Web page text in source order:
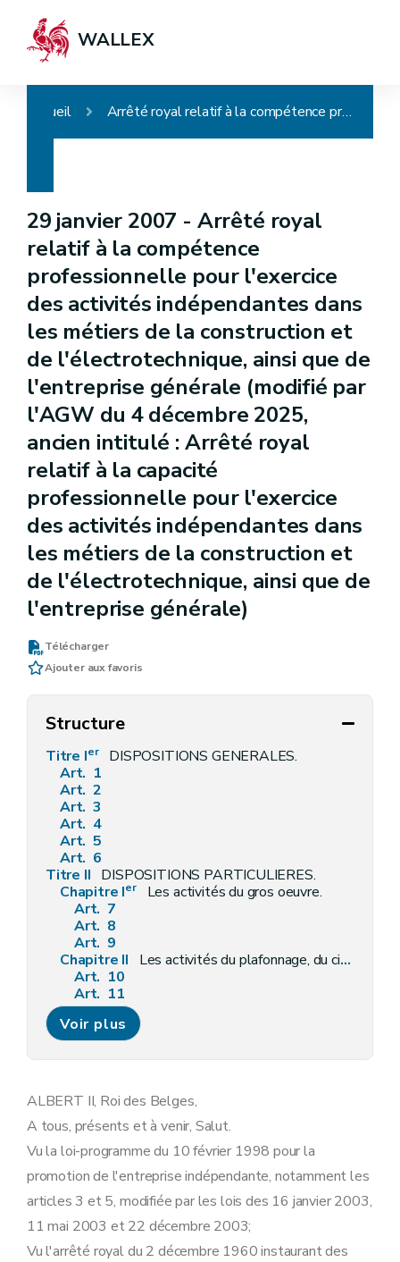
WALLEX
Accueil Arrêté royal relatif à la compétence professionnelle pour l'exercice des activités indépendantes dans les métiers de la construction et de l'électrotechnique, ainsi que de l'entreprise générale (modifié par l'AGW du 4 décembre 2025, ancien intitulé : Arrêté royal relatif à la capacité professionnelle pour l'exercice des activités indépendantes dans les métiers de la construction et de l'électrotechnique, ainsi que de l'entreprise générale)
29 janvier 2007 - Arrêté royal
relatif à la compétence
professionnelle pour l'exercice
des activités indépendantes dans
les métiers de la construction et
de l'électrotechnique, ainsi que de
l'entreprise générale (modifié par
l'AGW du 4 décembre 2025,
ancien intitulé : Arrêté royal
relatif à la capacité
professionnelle pour l'exercice
des activités indépendantes dans
les métiers de la construction et
de l'électrotechnique, ainsi que de
l'entreprise générale)
Télécharger
Ajouter aux favoris
Structure
Titre Ier
DISPOSITIONS GENERALES.
Art. 1
Art. 2
Art. 3
Art. 4
Art. 5
Art. 6
Titre II DISPOSITIONS PARTICULIERES.
Chapitre Ier
Les activités du gros oeuvre.
Art. 7
Art. 8
Art. 9
Chapitre II
Les activités du plafonnage, du cimentage et de la pose de chapes.
Art. 10
Art. 11
Art. 12
Chapitre III
Art. 13
Chapitre IV Les activités de la toiture et de l'étanchéité.
Art. 16
Art. 17
Art. 18
Chapitre V
Les activités de la menuiserie et de la vitrerie.
Art. 19
Art. 20
Chapitre VI Les activités de la finition.
Art. 22
Voir plus
ALBERT II, Roi des Belges,
A tous, présents et à venir, Salut.
Vu la loi-programme du 10 février 1998 pour la
promotion de l'entreprise indépendante, notamment les
articles 3 et 5, modifiée par les lois des 16 janvier 2003,
11 mai 2003 et 22 décembre 2003;
Vu l'arrêté royal du 2 décembre 1960 instaurant des